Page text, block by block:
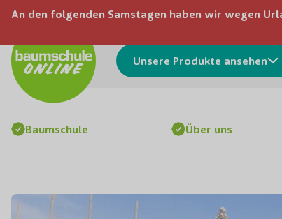
Skip to Content
An den folgenden Samstagen haben wir wegen
4.74(81 Bewertungen)
Unsere Produkte ansehen
Baumschule Über uns